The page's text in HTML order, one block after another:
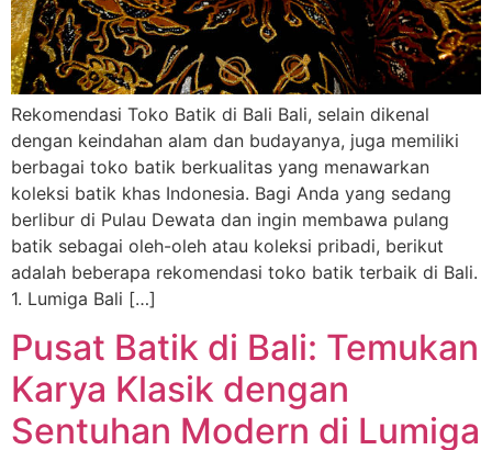
Rekomendasi Toko Batik di Bali Bali, selain dikenal
dengan keindahan alam dan budayanya, juga memiliki
berbagai toko batik berkualitas yang menawarkan
koleksi batik khas Indonesia. Bagi Anda yang sedang
berlibur di Pulau Dewata dan ingin membawa pulang
batik sebagai oleh-oleh atau koleksi pribadi, berikut
adalah beberapa rekomendasi toko batik terbaik di Bali.
1. Lumiga Bali […]
Pusat Batik di Bali: Temukan
Karya Klasik dengan
Sentuhan Modern di Lumiga